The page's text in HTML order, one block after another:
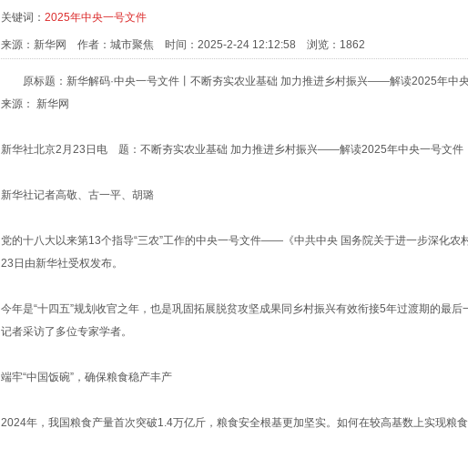
关键词： 2025年中央一号文件
来源：新华网 作者：城市聚焦 时间：2025-2-24 12:12:58 浏览：1862
原标题：新华解码·中央一号文件丨不断夯实农业基础 加力推进乡村振兴——解读2025年中
来源： 新华网
新华社北京2月23日电 题：不断夯实农业基础 加力推进乡村振兴——解读2025年中央一号文件
新华社记者高敬、古一平、胡璐
党的十八大以来第13个指导“三农”工作的中央一号文件——《中共中央 国务院关于进一步深化农
23日由新华社受权发布。
今年是“十四五”规划收官之年，也是巩固拓展脱贫攻坚成果同乡村振兴有效衔接5年过渡期的最
记者采访了多位专家学者。
端牢“中国饭碗”，确保粮食稳产丰产
2024年，我国粮食产量首次突破1.4万亿斤，粮食安全根基更加坚实。如何在较高基数上实现粮